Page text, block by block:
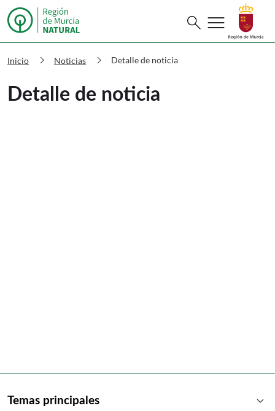
Murcia Natural Detalle de noticia
Buscar
search menu
Inicio chevron_right Noticias chevron_right Detalle de noticia
Detalle de noticia
Temas principales keyboard_arrow_down